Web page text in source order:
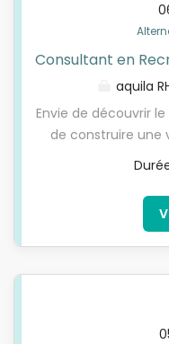
Consultant en
aquila
Envie de découvrir
de construire une
alternance ?
Recrutement en
notre agence Aquila
réseau d'agences
en CDI, CDD et
recrutement en